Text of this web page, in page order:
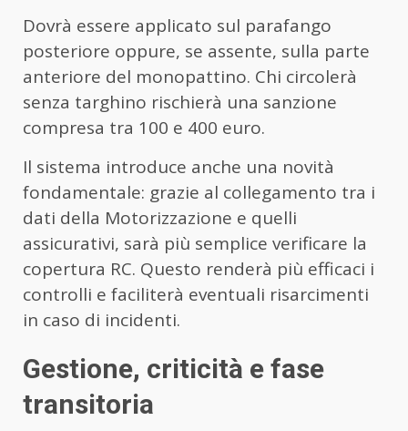
Dovrà essere applicato sul parafango
posteriore oppure, se assente, sulla parte
anteriore del monopattino. Chi circolerà
senza targhino rischierà una sanzione
compresa tra 100 e 400 euro.
Il sistema introduce anche una novità
fondamentale: grazie al collegamento tra i
dati della Motorizzazione e quelli
assicurativi, sarà più semplice verificare la
copertura RC. Questo renderà più efficaci i
controlli e faciliterà eventuali risarcimenti
in caso di incidenti.
Gestione, criticità e fase
transitoria